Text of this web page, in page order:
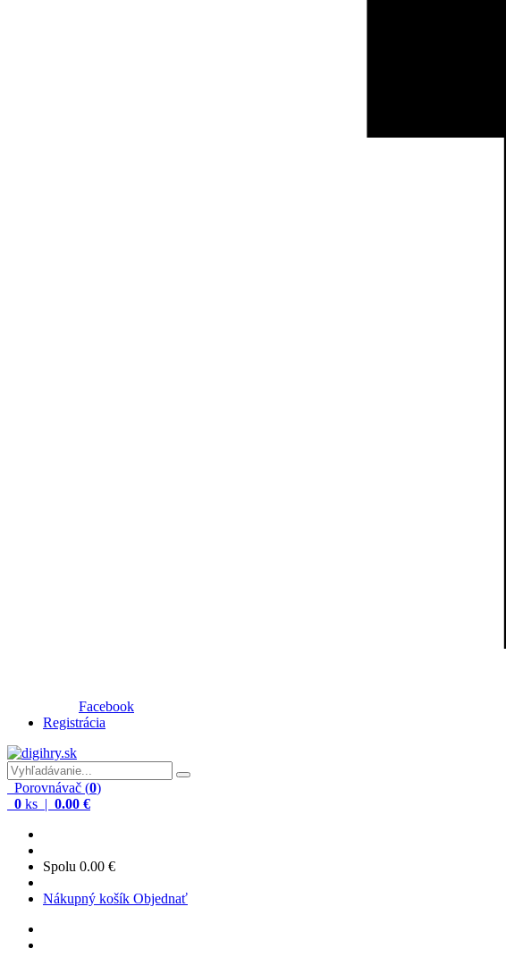
Facebook
Registrácia
Porovnávač (0)
0 ks | 0.00 €
Spolu 0.00 €
Nákupný košík Objednať